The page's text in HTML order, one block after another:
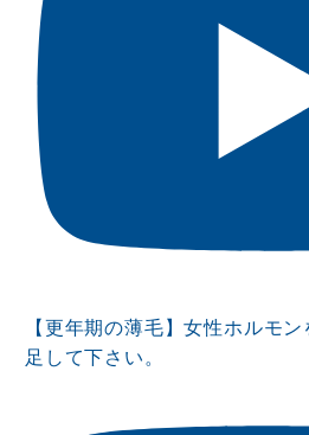
【更年期の薄毛】女性ホルモ
足して下さい。